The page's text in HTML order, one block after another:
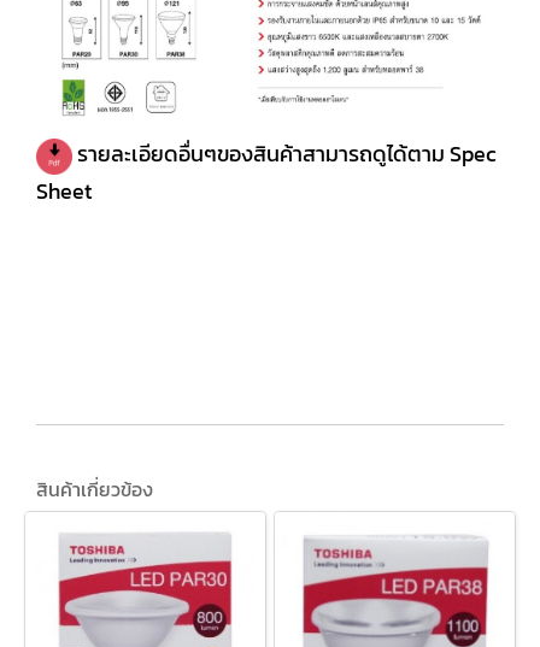
รายละเอียดอื่นๆของสินค้าสามารถดูได้ตาม Spec
Sheet
สินค้าเกี่ยวข้อง